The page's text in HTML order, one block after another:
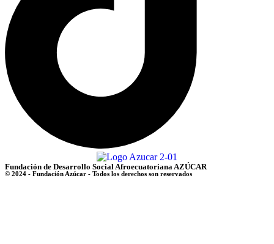
Fundación de Desarrollo Social Afroecuatoriana AZÚCAR
© 2024 - Fundación Azúcar - Todos los derechos son reservados